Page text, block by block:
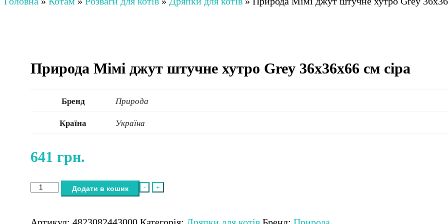
Природа Мімі джут штучне хутро Grey 36x36x66 см сіра
Бренд Природа
Країна Україна
641грн.
-
Природа
штучне
+
Додати в кошик